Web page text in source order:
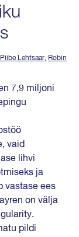
Piibe Lehtsaar, Robin
7,9 miljoni
vaid
lihvi
ja
vastase ees
on välja
pildi